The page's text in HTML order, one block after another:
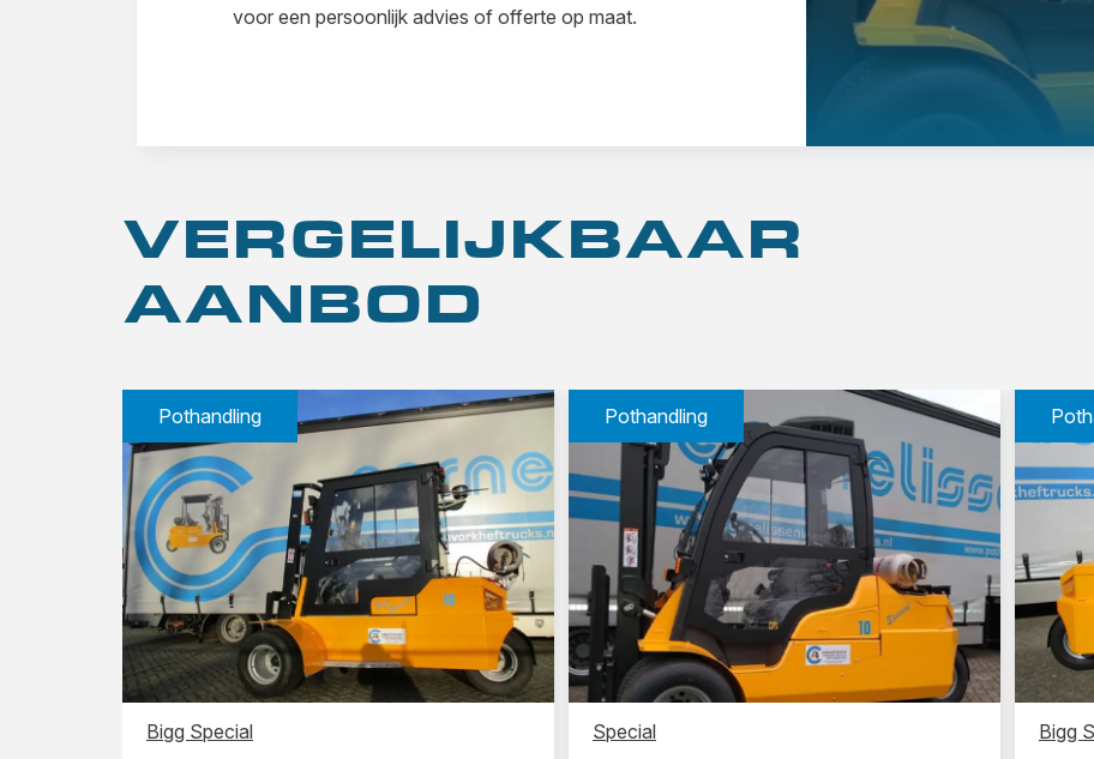
voor een persoonlijk advies of offerte op maat.
VERGELIJKBAAR
AANBOD
Pothandling
Bigg Special
Pothandling
Special Bigg